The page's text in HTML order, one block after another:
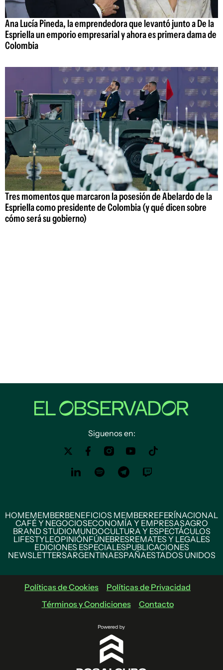
Ana Lucía Pineda, la emprendedora que levantó junto a De la
Espriella un emporio empresarial y ahora es primera dama de
Colombia
Tres momentos que marcaron la posesión de Abelardo de la
Espriella como presidente de Colombia (y qué dicen sobre
cómo será su gobierno)
Siguenos en:
HOMEMEMBERBENEFICIOS MEMBERREFERÍNACIONAL
CAFÉ Y NEGOCIOSECONOMÍA Y EMPRESASAGRO
BRAND STUDIOMUNDOCULTURA Y ESPECTÁCULOS
LIFESTYLEOPINIÓNFÚNEBRESREMATES Y LEGALES
EDICIONES ESPECIALESPUBLICACIONES
NEWSLETTERSARGENTINAESPAÑAESTADOS UNIDOS
Políticas de Cookies
Políticas de Privacidad
Términos y Condiciones
Contacto